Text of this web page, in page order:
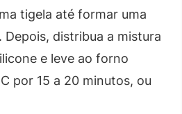
tigela até formar uma
Depois, distribua a mistura
e leve ao forno
por 15 a 20 minutos, ou